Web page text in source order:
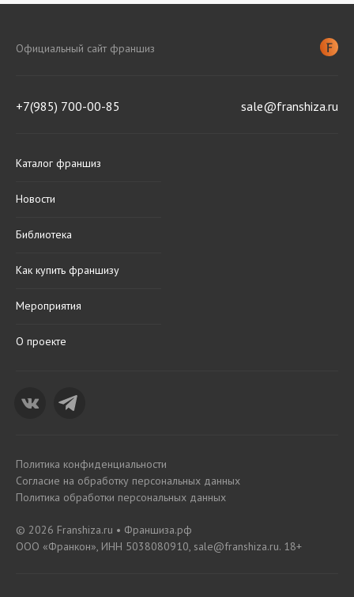
Официальный сайт франшиз
+7(985) 700-00-85 sale@franshiza.ru
Каталог франшиз
Новости
Библиотека
Как купить франшизу
Мероприятия
О проекте
Политика конфиденциальности
Согласие на обработку персональных данных
Политика обработки персональных данных
© 2026 Franshiza.ru • Франшиза.рф
ООО «Франкон», ИНН 5038080910, sale@franshiza.ru. 18+